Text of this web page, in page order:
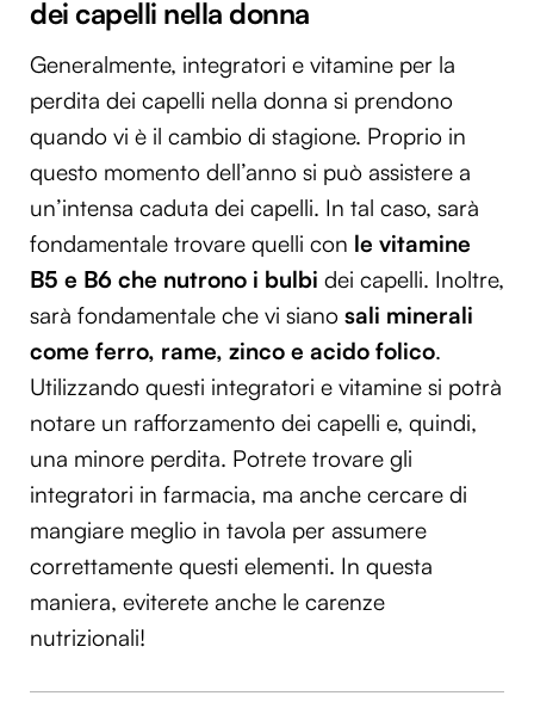
dei capelli nella donna
Generalmente, integratori e vitamine per la
perdita dei capelli nella donna si prendono
quando vi è il cambio di stagione. Proprio in
questo momento dell’anno si può assistere a
un’intensa caduta dei capelli. In tal caso, sarà
fondamentale trovare quelli con le vitamine
B5 e B6 che nutrono i bulbi dei capelli. Inoltre,
sarà fondamentale che vi siano sali minerali
come ferro, rame, zinco e acido folico.
Utilizzando questi integratori e vitamine si potrà
notare un rafforzamento dei capelli e, quindi,
una minore perdita. Potrete trovare gli
integratori in farmacia, ma anche cercare di
mangiare meglio in tavola per assumere
correttamente questi elementi. In questa
maniera, eviterete anche le carenze
nutrizionali!